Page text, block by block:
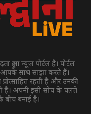
हुआ न्यूज पोर्टल है। पोर्टल
आपके साथ साझा करते हैं।
रहती है और उनकी
है। अपनी इसी सोच के चलते
बनाई है।